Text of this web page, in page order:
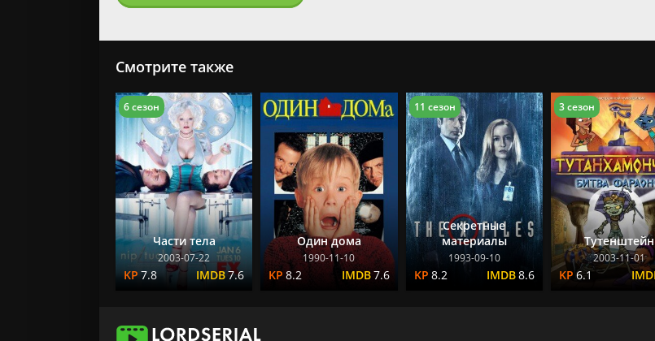
Смотрите также
Части тела
2003-07-22
7.8 7.6
6 сезон
Один дома
1990-11-10
8.2 7.6
Секретные
материалы
1993-09-10
8.2 8.6
11 сезон
Тутенштейн
2003-11-01
6.1
3 сезон